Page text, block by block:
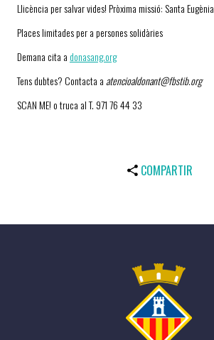
Llicència per salvar vides! Pròxima missió: Santa Eugènia
Places limitades per a persones solidàries
Demana cita adonasang.org
Tens dubtes? Contacta aatencioaldonant@fbstib.org
SCAN ME! o truca al T. 971 76 44 33
COMPARTIR